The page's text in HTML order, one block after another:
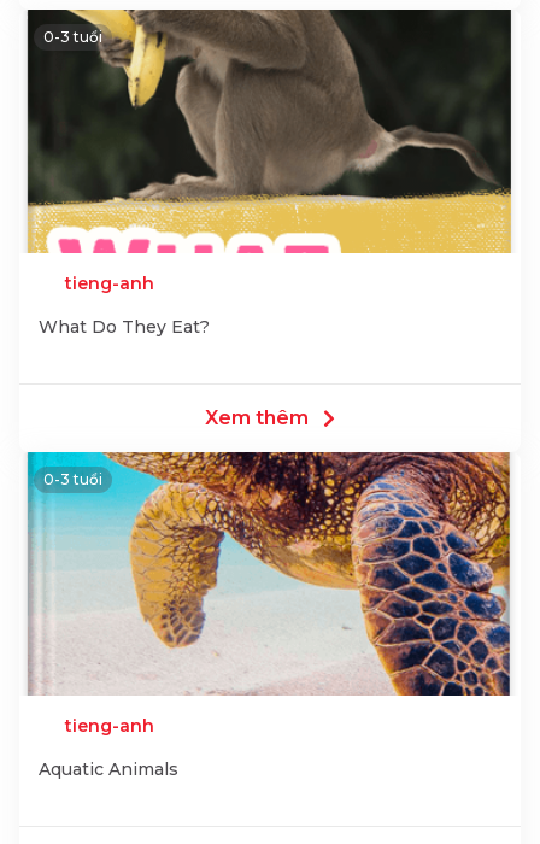
0-3 tuổi
tieng-anh
What Do They Eat?
Xem thêm
0-3 tuổi
tieng-anh
Aquatic Animals